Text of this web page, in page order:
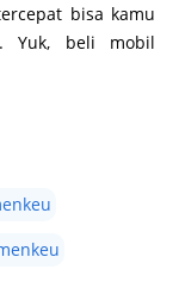
bisa kamu
. Yuk, beli mobil